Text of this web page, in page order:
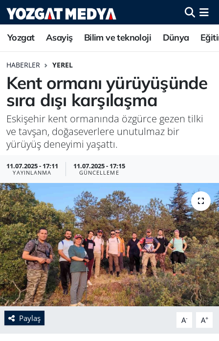
Yozgat Asayiş Bilim ve teknoloji Dünya
HABERLER YEREL
Kent ormanı yürüyüşünde
sıra dışı karşılaşma
Eskişehir kent ormanında özgürce gezen tilki
ve tavşan, doğaseverlere unutulmaz bir
yürüyüş deneyimi yaşattı.
11.07.2025 - 17:11
YAYINLANMA
11.07.2025 - 17:15
GÜNCELLEME
Paylaş A- A+